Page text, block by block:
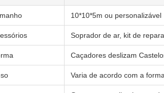
10*10*5m ou personalizável
Soprador de ar, kit de
Caçadores deslizam
Varia de acordo com a forma